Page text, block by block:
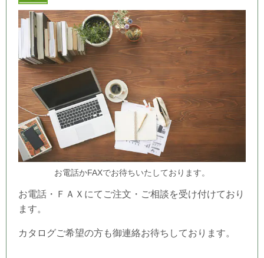
お電話かFAXでお待ちいたしております。
お電話・ＦＡＸにてご注文・ご相談を受け付けており
ます。
カタログご希望の方も御連絡お待ちしております。